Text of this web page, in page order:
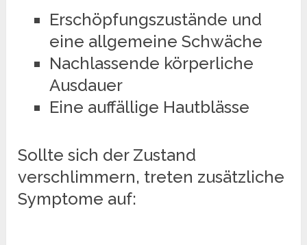
Erschöpfungszustände und
eine allgemeine Schwäche
Nachlassende körperliche
Ausdauer
Eine auffällige Hautblässe
Sollte sich der Zustand
verschlimmern, treten zusätzliche
Symptome auf: